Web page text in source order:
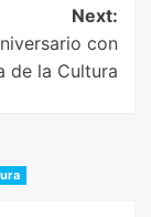
Next:
con
de la Cultura